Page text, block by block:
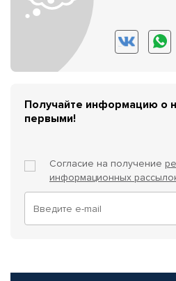
Получайте информацию о
первыми!
Согласие на получение
информационных